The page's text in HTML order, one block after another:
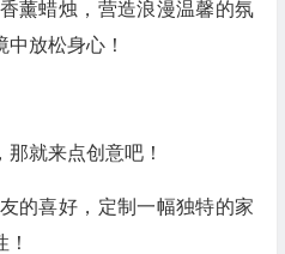
薰蜡烛，营造浪漫温馨的氛
放松身心！
就来点创意吧！
的喜好，定制一幅独特的家